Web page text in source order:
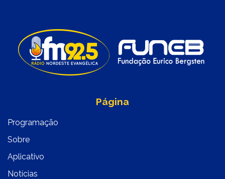
Página
Programação
Sobre
Aplicativo
Notícias